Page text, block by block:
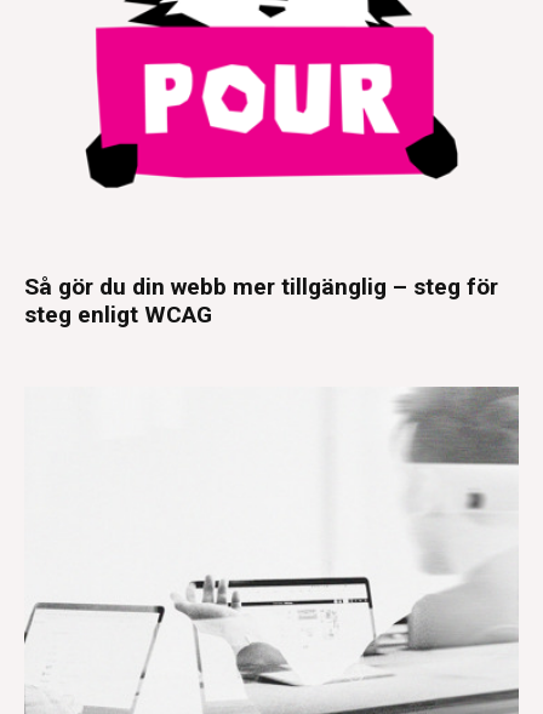
Så gör du din webb mer tillgänglig – steg för
steg enligt WCAG